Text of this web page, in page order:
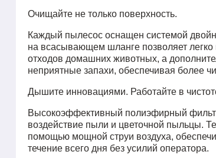
Очищайте не только поверхность.
Каждый пылесос оснащен системой
на всасывающем шланге позволяет
отходов домашних животных, а
неприятные запахи, обеспечивая более
Дышите инновациями. Работайте в
Высокоэффективный полиэфирный
воздействие пыли и цветочной пыльцы.
помощью мощной струи воздуха,
течение всего дня без усилий оператора.